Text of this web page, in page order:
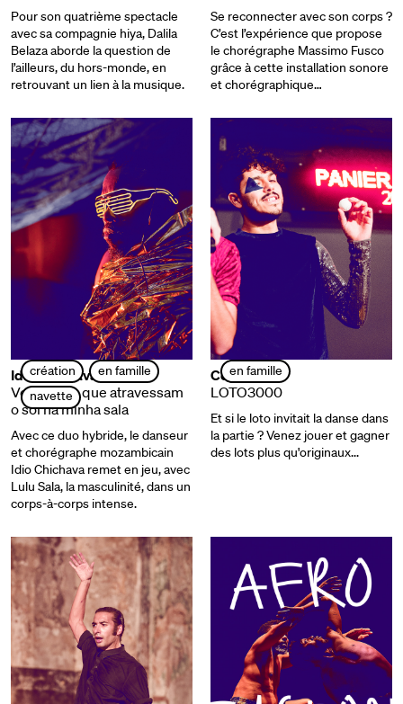
Pour son quatrième spectacle
avec sa compagnie hiya, Dalila
Belaza aborde la question de
l’ailleurs, du hors-monde, en
retrouvant un lien à la musique.
Se reconnecter avec son corps ?
C’est l’expérience que propose
le chorégraphe Massimo Fusco
grâce à cette installation sonore
et chorégraphique…
création
en famille
navette
Idio Chichava
Vejo Anjos que atravessam
o sol na minha sala
Avec ce duo hybride, le danseur
et chorégraphe mozambicain
Idio Chichava remet en jeu, avec
Lulu Sala, la masculinité, dans un
corps-à-corps intense.
en famille
Collectif ÈS
LOTO3000
Et si le loto invitait la danse dans
la partie ? Venez jouer et gagner
des lots plus qu'originaux...